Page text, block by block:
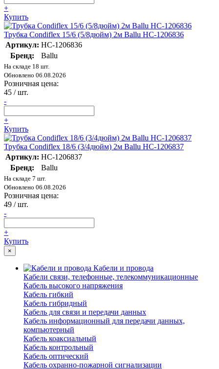
+
Купить
Трубка Condiflex 15/6 (5/8дюйм) 2м Ballu НС-1206836
Артикул: НС-1206836
Бренд:
Ballu
На складе 18 шт.
Обновлено 06.08.2026
Розничная цена:
45 / шт.
-
+
Купить
Трубка Condiflex 18/6 (3/4дюйм) 2м Ballu НС-1206837
Артикул: НС-1206837
Бренд:
Ballu
На складе 7 шт.
Обновлено 06.08.2026
Розничная цена:
49 / шт.
-
+
Купить
×
Кабели и провода
Кабели связи, телефонные, телекоммуникационные
Кабель высокого напряжения
Кабель гибкий
Кабель гибридный
Кабель для связи и передачи данных
Кабель информационный для передачи данных,
компьютерный
Кабель коаксиальный
Кабель контрольный
Кабель оптический
Кабель охранно-пожарной сигнализации